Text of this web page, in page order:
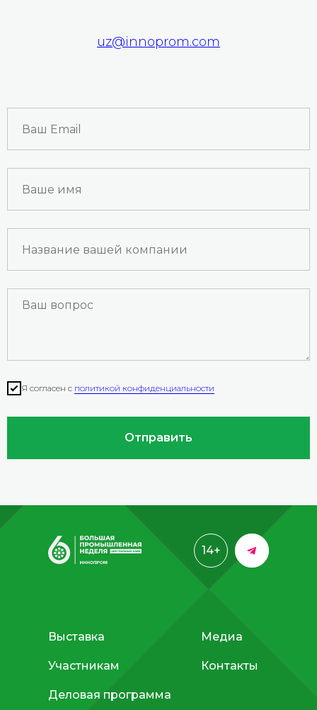
uz@innoprom.com
Я согласен с политикой конфиденциальности
Отправить
14+
Выставка
Участникам
Деловая программа
Медиа
Контакты
INNOPROM